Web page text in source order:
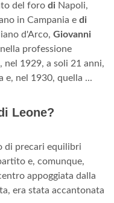
del foro di Napoli,
in Campania e di
d'Arco, Giovanni
professione
nel 1929, a soli 21 anni,
e, nel 1930, quella ...
Leone?
di precari equilibri
e, comunque,
appoggiata dalla
era stata accantonata